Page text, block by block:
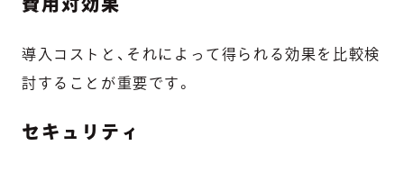
導入コストと、それによって得られる効果を比較検
討することが重要です。
セキュリティ